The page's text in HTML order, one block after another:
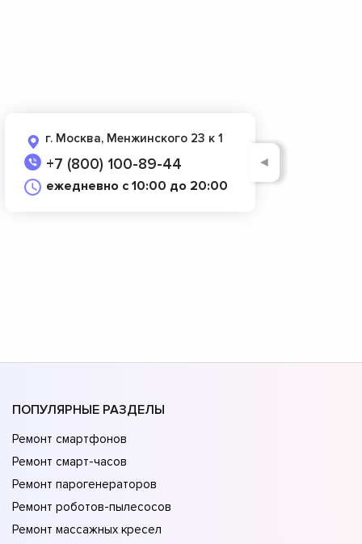
г. Москва, Менжинского 23 к 1
+7 (800) 100-89-44
ежедневно с 10:00 до 20:00
◄
ПОПУЛЯРНЫЕ РАЗДЕЛЫ
Ремонт смартфонов
Ремонт смарт-часов
Ремонт парогенераторов
Ремонт роботов-пылесосов
Ремонт массажных кресел